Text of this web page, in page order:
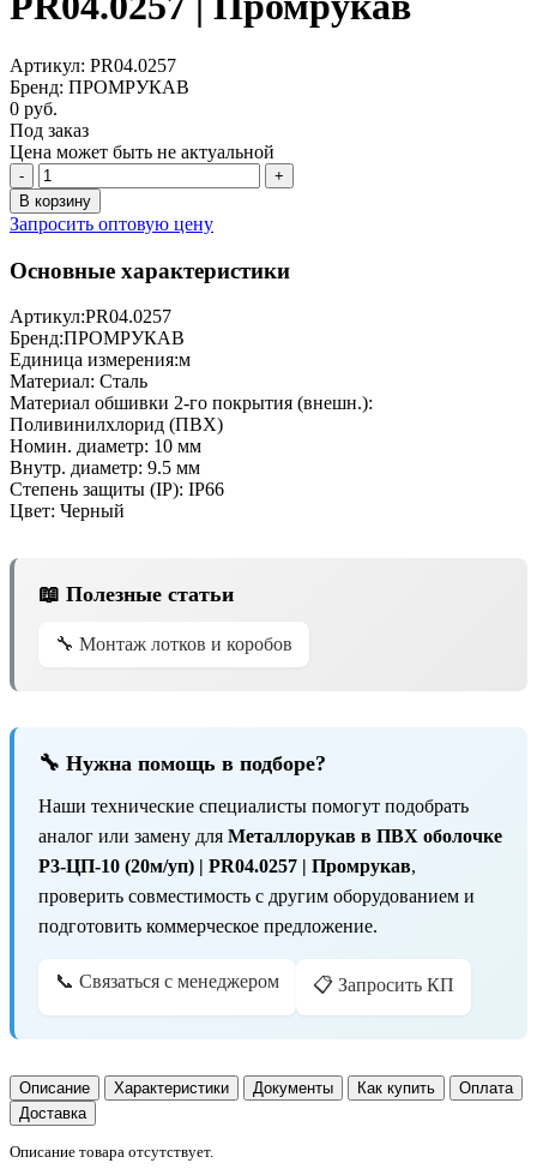
Артикул: PR04.0257
Бренд: ПРОМРУКАВ
0 руб.
Под заказ
Цена может быть не актуальной
-
+
В корзину
Запросить оптовую цену
Основные характеристики
Артикул:PR04.0257
Бренд:ПРОМРУКАВ
Единица измерения:м
Материал: Сталь
Материал обшивки 2-го покрытия (внешн.):
Поливинилхлорид (ПВХ)
Номин. диаметр: 10 мм
Внутр. диаметр: 9.5 мм
Степень защиты (IP): IP66
Цвет: Черный
📖 Полезные статьи
🔧 Монтаж лотков и коробов
🔧 Нужна помощь в подборе?
Наши технические специалисты помогут подобрать
аналог или замену для Металлорукав в ПВХ оболочке
Р3-ЦП-10 (20м/уп) | PR04.0257 | Промрукав,
проверить совместимость с другим оборудованием и
подготовить коммерческое предложение.
📞 Связаться с менеджером 📋 Запросить КП
Описание Характеристики Документы Как купить
Оплата
Доставка
Описание товара отсутствует.